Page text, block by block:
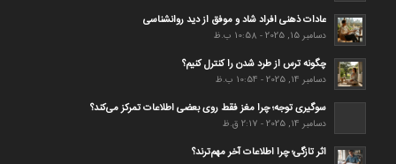
عادات ذهنی افراد شاد و موفق از دید روانشناسی
دسامبر 15, 2025 - 10:58 ب.ظ
چگونه ترس از طرد شدن را کنترل کنیم؟
دسامبر 14, 2025 - 10:54 ب.ظ
سوگیری توجه؛ چرا مغز فقط روی بعضی اطلاعات تمرکز می‌کند؟
دسامبر 14, 2025 - 2:17 ق.ظ
اثر تازگی؛ چرا اطلاعات آخر مهم‌ترند؟